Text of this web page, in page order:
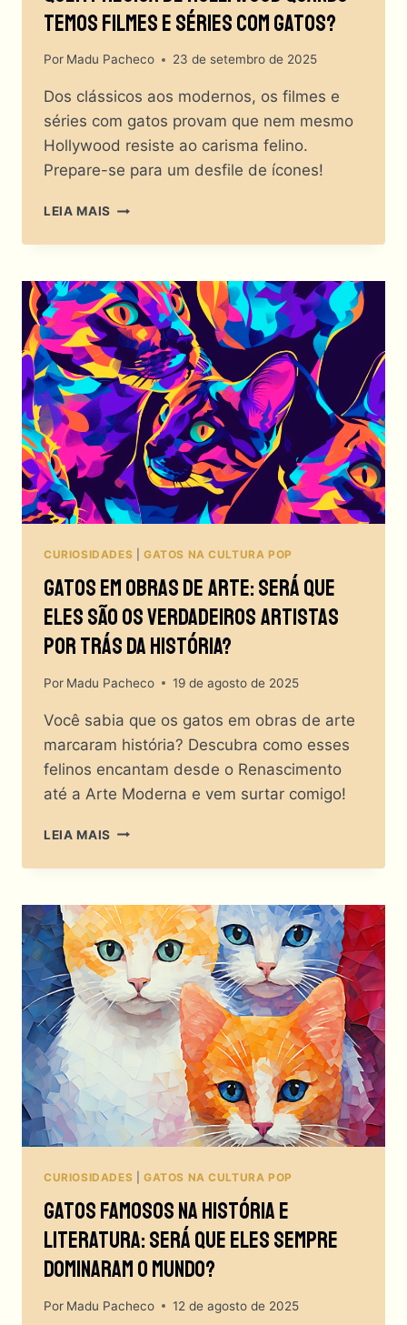
Temos Filmes E Séries Com Gatos?
Por Madu Pacheco 23 de setembro de 2025
Dos clássicos aos modernos, os filmes e
séries com gatos provam que nem mesmo
Hollywood resiste ao carisma felino.
Prepare-se para um desfile de ícones!
LEIA MAIS QUEM
DE
QUANDO
TEMOS
FILMES
SÉRIES
COM
GATOS?
CURIOSIDADES GATOS NA CULTURA POP
Gatos Em Obras De Arte: Será Que
Eles São Os Verdadeiros Artistas
Por Trás Da História?
Por Madu Pacheco 19 de agosto de 2025
Você sabia que os gatos em obras de arte
marcaram história? Descubra como esses
felinos encantam desde o Renascimento
até a Arte Moderna e vem surtar comigo!
LEIA MAIS GATOS
OBRAS
ARTE:
SERÁ
QUE
ELES
SÃO
OS
VERDADEIROS
ARTISTAS
POR
TRÁS
HISTÓRIA?
CURIOSIDADES GATOS NA CULTURA POP
Gatos Famosos Na História E
Literatura: Será Que Eles Sempre
Dominaram O Mundo?
Por Madu Pacheco 12 de agosto de 2025